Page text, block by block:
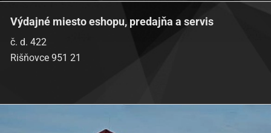
Výdajné miesto eshopu, predajňa a servis
č. d. 422
Rišňovce 951 21